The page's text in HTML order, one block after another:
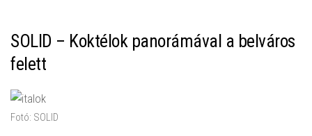
SOLID – Koktélok panorámával a belváros
felett
Fotó: SOLID